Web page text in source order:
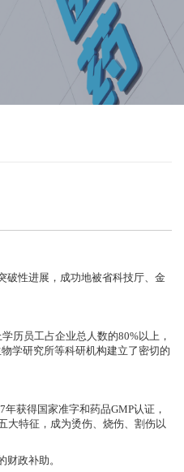
破性进展，成功地被省科技厅、金
历员工占企业总人数的80%以上，
学研究所等科研机构建立了密切的
获得国家准字和药品GMP认证，
大特征，成为烫伤、烧伤、割伤以
政补助。